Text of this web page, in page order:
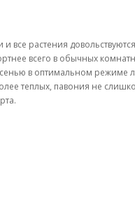
растения
всего в обычных
в оптимальном режиме
теплых, павония не